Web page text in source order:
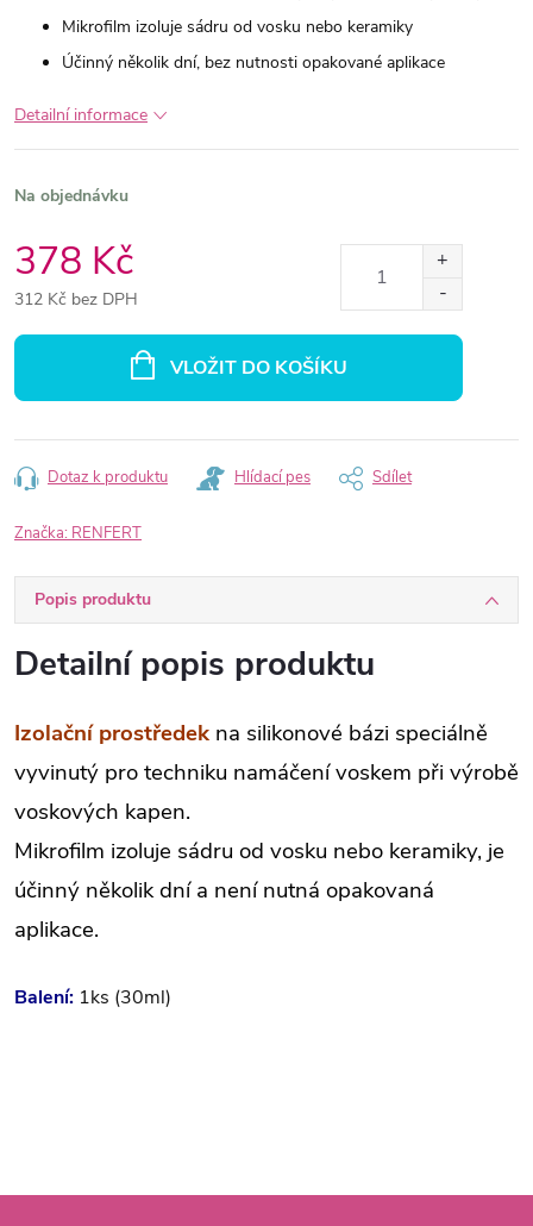
Mikrofilm izoluje sádru od vosku nebo keramiky
Účinný několik dní, bez nutnosti opakované aplikace
Detailní informace
Na objednávku
378 Kč
312 Kč bez DPH
VLOŽIT DO KOŠÍKU
Dotaz k produktu Hlídací pes Sdílet
Značka: RENFERT
Popis produktu
Detailní popis produktu
Izolační prostředek na silikonové bázi speciálně
vyvinutý pro techniku namáčení voskem při výrobě
voskových kapen.
Mikrofilm izoluje sádru od vosku nebo keramiky, je
účinný několik dní a není nutná opakovaná
aplikace.
Balení: 1ks (30ml)